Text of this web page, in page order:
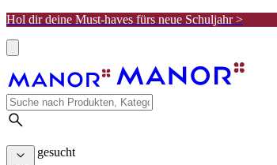
Hol dir deine Must-haves fürs neue Schuljahr >
Meist gesucht